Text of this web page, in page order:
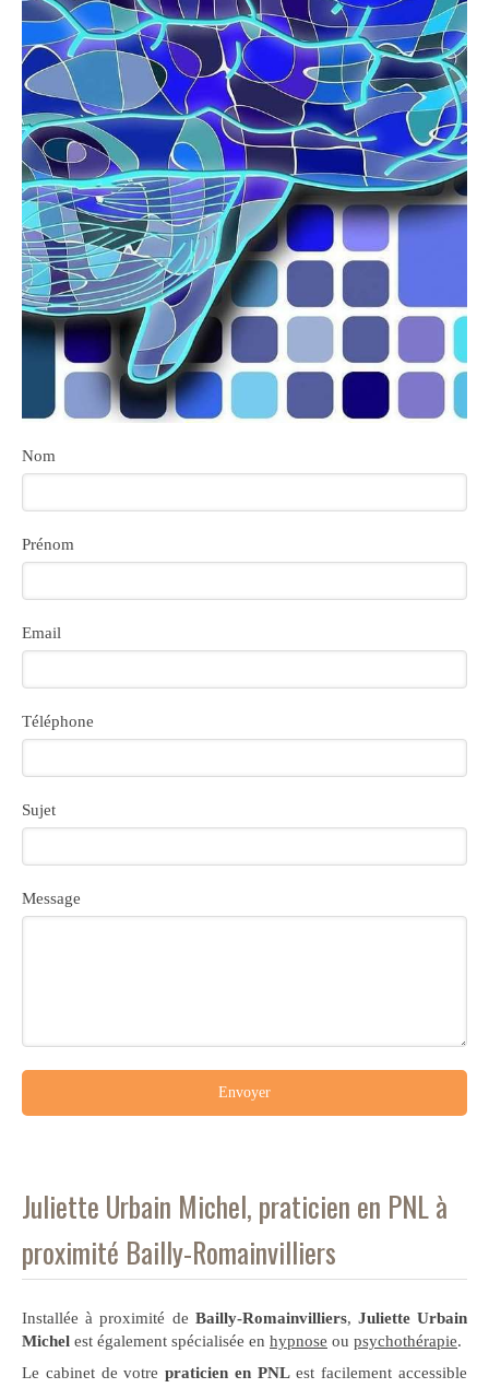
Nom
Prénom
Email
Téléphone
Sujet
Message
Envoyer
Juliette Urbain Michel, praticien en PNL à
proximité Bailly-Romainvilliers
Installée à proximité de Bailly-Romainvilliers, Juliette Urbain
Michel est également spécialisée en hypnose ou psychothérapie.
Le cabinet de votrepraticien en PNLest facilement accessible